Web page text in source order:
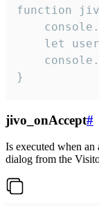
function
let
}
jivo_onAccept#
Is executed when an
dialog from the